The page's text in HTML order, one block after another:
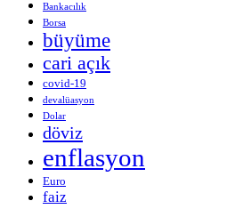
Bankacılık
Borsa
büyüme
cari açık
covid-19
devalüasyon
Dolar
döviz
enflasyon
Euro
faiz